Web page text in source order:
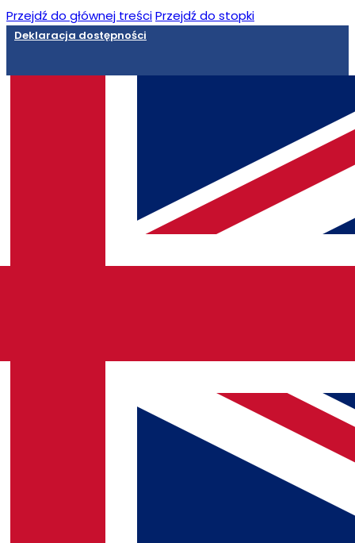
Przejdź do głównej treściPrzejdź do stopki
Deklaracja dostępności